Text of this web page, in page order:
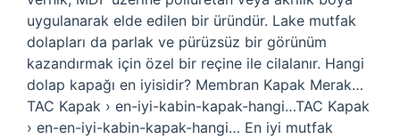
uygulanarak elde edilen bir üründür. Lake mutfak
dolapları da parlak ve pürüzsüz bir görünüm
kazandırmak için özel bir reçine ile cilalanır. Hangi
dolap kapağı en iyisidir? Membran Kapak Merak…
TAC Kapak › en-iyi-kabin-kapak-hangi…TAC Kapak
› en-en-iyi-kabin-kapak-hangi… En iyi mutfak